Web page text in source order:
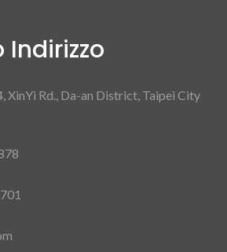
Indirizzo
XinYi Rd., Da-an District, Taipei City